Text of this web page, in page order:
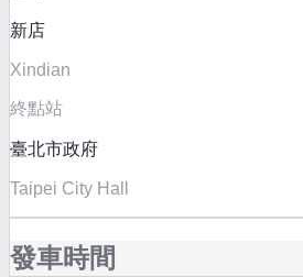
新店
Xindian
終點站
臺北市政府
Taipei City Hall
發車時間